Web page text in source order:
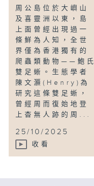
周公島位於大嶼山
及喜靈洲以東，島
上面曾經出現過一
條鮮為人知，全世
界僅為香港獨有的
爬蟲類動物——鮑氏
雙足蜥。生態學者
陳文灝(Henry)為
研究這條雙足蜥，
曾經周而復始地登
上杳無人跡的周...
25/10/2025
收看